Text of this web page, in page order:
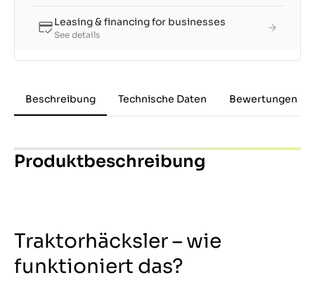
Leasing & financing for businesses
See details
Beschreibung Technische Daten Bewertungen
Produktbeschreibung
Traktorhäcksler – wie
funktioniert das?